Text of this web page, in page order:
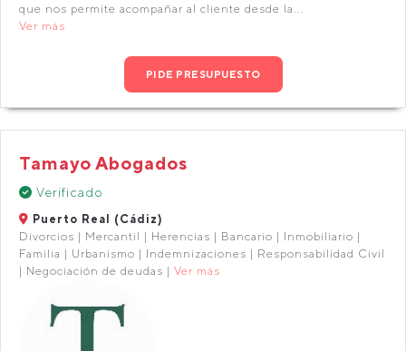
que nos permite acompañar al cliente desde la...
Ver más
PIDE PRESUPUESTO
Tamayo Abogados
Verificado
Puerto Real (Cádiz)
Divorcios | Mercantil | Herencias | Bancario | Inmobiliario |
Familia | Urbanismo | Indemnizaciones | Responsabilidad Civil
| Negociación de deudas | Ver más